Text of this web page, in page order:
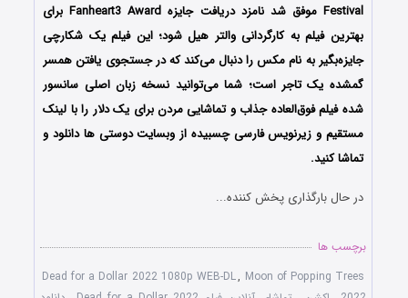
Festival موفق شد نامزد دریافت جایزه Fanheart3 Award برای
بهترین فیلم به کارگردانی والتر هیل شود؛ این فیلم یک شکارچی
جایزه‌بگیر به نام مکس را دنبال می‌کند که در جستجوی یافتن همسر
گمشده یک تاجر است؛ شما می‌توانید نسخه زبان اصلی سانسور
شده فیلم فوق‌العاده جذاب و تماشایی مردن برای یک دلار را با ‌لینک
مستقیم و زیرنویس فارسی چسبیده از وبسایت دوستی ها دانلود و
تماشا کنید.
در حال بارگذاری پخش کننده...
برچسب ها
Dead for a Dollar 2022 1080p WEB-DL, Moon of Popping Trees